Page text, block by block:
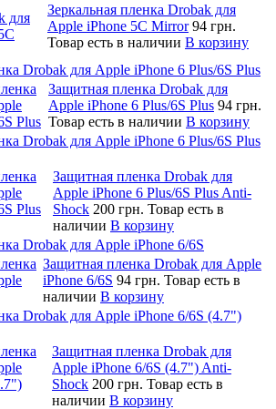
Зеркальная пленка Drobak для
Apple iPhone 5C Mirror 94 грн.
Товар есть в наличии В корзину
Drobak для Apple iPhone 6 Plus/6S Plus
Защитная пленка Drobak для
Apple iPhone 6 Plus/6S Plus 94 грн.
Товар есть в наличии В корзину
Drobak для Apple iPhone 6 Plus/6S Plus
Защитная пленка Drobak для
Apple iPhone 6 Plus/6S Plus Anti-
Shock 200 грн. Товар есть в
наличии В корзину
Drobak для Apple iPhone 6/6S
Защитная пленка Drobak для Apple
iPhone 6/6S 94 грн. Товар есть в
наличии В корзину
Drobak для Apple iPhone 6/6S (4.7")
Защитная пленка Drobak для
Apple iPhone 6/6S (4.7") Anti-
Shock 200 грн. Товар есть в
наличии В корзину